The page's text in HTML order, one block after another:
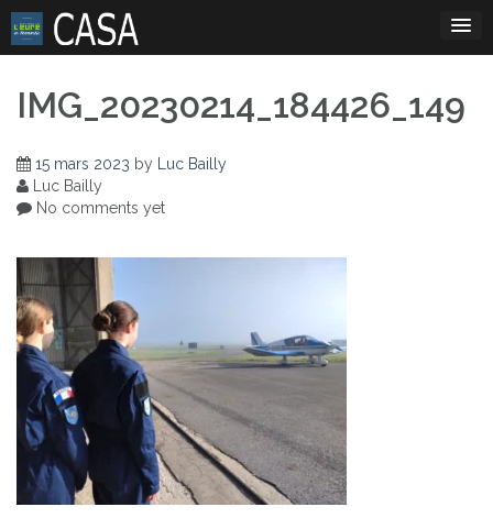
Skip
content
IMG_20230214_184426_149
15 mars 2023 by Luc Bailly
Luc Bailly
No comments yet